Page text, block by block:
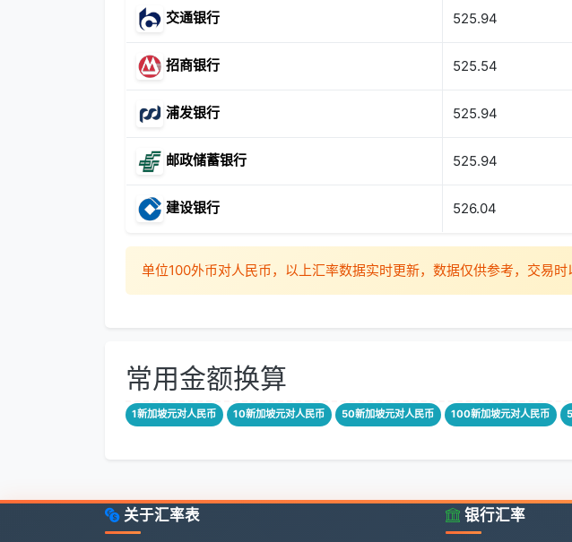
交通银行 525.94
招商银行 525.54
浦发银行 525.94
邮政储蓄银行 525.94
建设银行 526.04
单位100外币对人民币，以上汇率数据实时更新，数据仅供参考，交易时
常用金额换算
1新加坡元对人民币 10新加坡元对人民币 50新加坡元对人民币 100新加坡元对人民币
关于汇率表 银行汇率